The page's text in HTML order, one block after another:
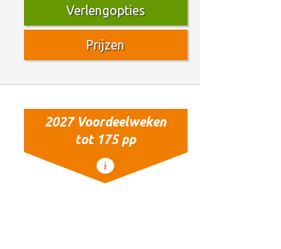
Verlengopties
Prijzen
2027 Voordeelweken
tot 175 pp
i